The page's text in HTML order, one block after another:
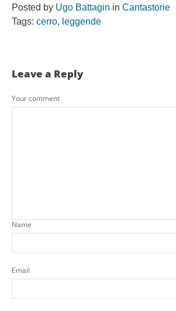
Posted by Ugo Battagin in Cantastorie
Tags: cerro, leggende
Leave a Reply
Your comment
Name
Email